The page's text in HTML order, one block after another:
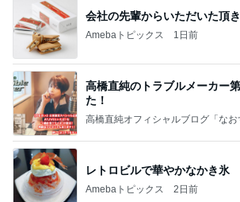
会社の先輩からいただいた頂
Amebaトピックス 1日前
高橋直純のトラブルメーカー
た！
高橋直純オフィシャルブログ「なお
レトロビルで華やかなかき氷
Amebaトピックス 2日前